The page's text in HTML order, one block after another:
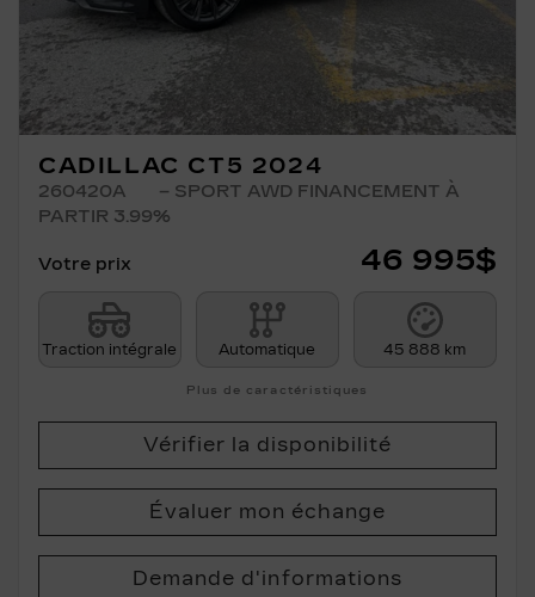
CADILLAC CT5 2024
260420A
– SPORT AWD FINANCEMENT À
PARTIR 3.99%
Votre prix 46 995$
Traction intégrale Automatique 45 888 km
Plus de caractéristiques
Vérifier la disponibilité
Évaluer mon échange
Demande d'informations